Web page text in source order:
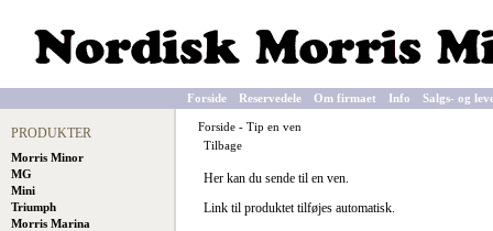
Forside Reservedele Om firmaet Info Salgs- og
PRODUKTER
Morris Minor
MG
Mini
Triumph
Morris Marina
Forside - Tip en ven
Tilbage
Her kan du sende til en ven.
Link til produktet tilføjes automatisk.